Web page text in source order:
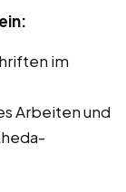
im
Arbeiten und